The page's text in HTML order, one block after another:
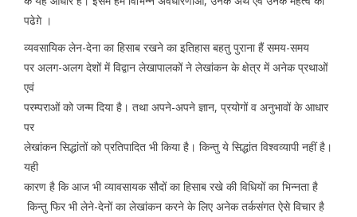
पढेग़े ।
व्यवसायिक लेन-देना का हिसाब रखने का इतिहास बहतु पुराना हैं समय-समय
पर अलग-अलग देशों में विद्वान लेखापालकों ने लेखांकन के क्षेत्र में अनेक प्रथाओं
एवं
परम्पराओं को जन्म दिया है। तथा अपने-अपने ज्ञान, प्रयोगों व अनुभावों के आधार
पर
लेखांकन सिद्धांतों को प्रतिपादित भी किया है। किन्तु ये सिद्धांत विश्वव्यापी नहीं है।
यही
कारण है कि आज भी व्यावसायक सौदों का हिसाब रखे की विधियों का भिन्नता है
किन्तु फिर भी लेने-देनों का लेखांकन करने के लिए अनेक तर्कसंगत ऐसे विचार है